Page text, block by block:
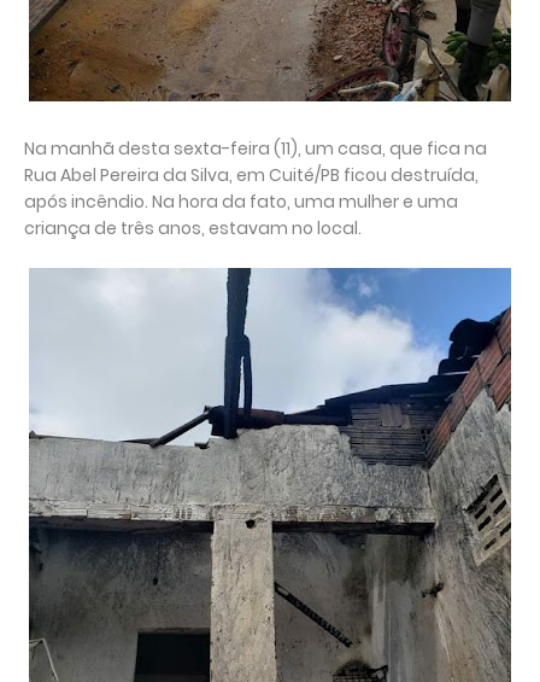
Na manhã desta sexta-feira (11), um casa, que fica na
Rua Abel Pereira da Silva, em Cuité/PB ficou destruída,
após incêndio. Na hora da fato, uma mulher e uma
criança de três anos, estavam no local.